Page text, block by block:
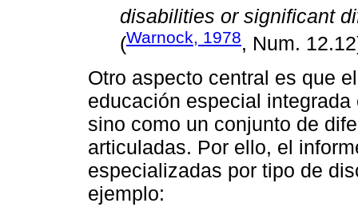
disabilities or significant
(Warnock, 1978, Num.
Otro aspecto central es que
educación especial
sino como un conjunto de
articuladas. Por ello, el
especializadas por tipo de
ejemplo: